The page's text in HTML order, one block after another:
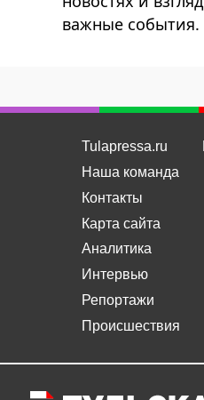
важные события.
Tulapressa.ru
Наша команда
Контакты
Карта сайта
Аналитика
Интервью
Репортажи
Происшествия